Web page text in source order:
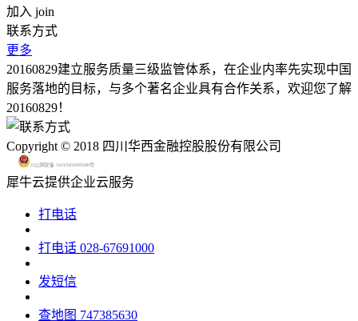
加入 join
联系方式
更多
20160829建立服务质量三级监管体系，在企业内率先实现中国
服务落地的目标，与多个著名企业具有合作关系，欢迎您了解
20160829！
Copyright © 2018 四川华西金融控股股份有限公司
川公网安备 51015602000580号
犀牛云提供企业云服务
打电话
打电话 028-67691000
发短信
查地图 747385630